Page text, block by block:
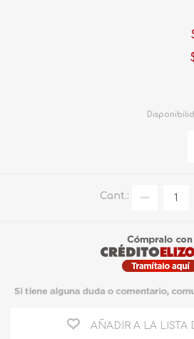
Cant.:
AÑADIR A LA LISTA